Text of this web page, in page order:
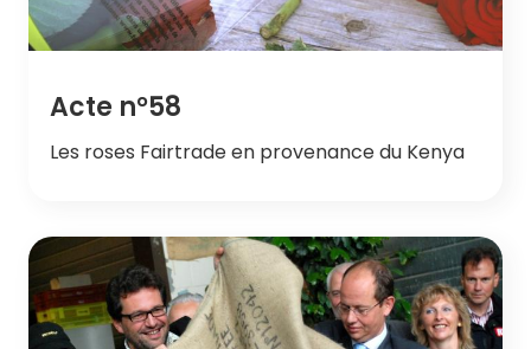
Acte n°58
Les roses Fairtrade en provenance du Kenya